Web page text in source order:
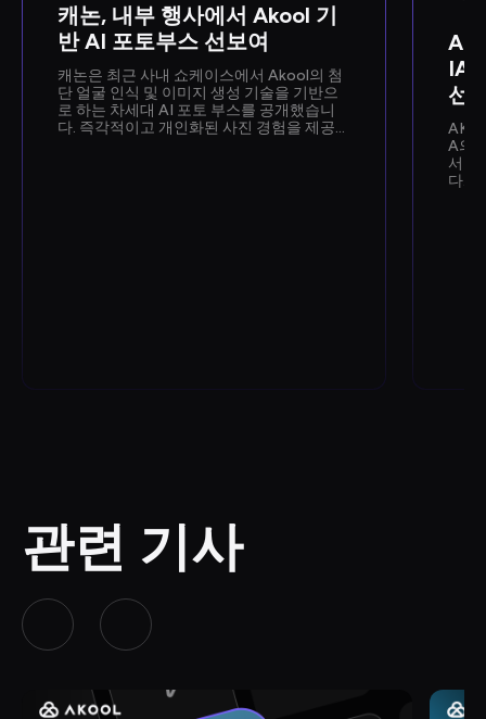
캐논, 내부 행사에서 Akool 기
반 AI 포토부스 선보여
캐논은 최근 사내 쇼케이스에서 Akool의 첨
단 얼굴 인식 및 이미지 생성 기술을 기반으
로 하는 차세대 AI 포토 부스를 공개했습니
다. 즉각적이고 개인화된 사진 경험을 제공하
IA
선
A의
서
다.
관련 기사